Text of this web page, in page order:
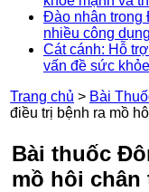
Đào nhân trong
nhiều công
Cát cánh: Hỗ
vấn đề sức
Trang chủ > Bài
điều trị bệnh ra mồ
Bài thuốc
mồ hôi chân